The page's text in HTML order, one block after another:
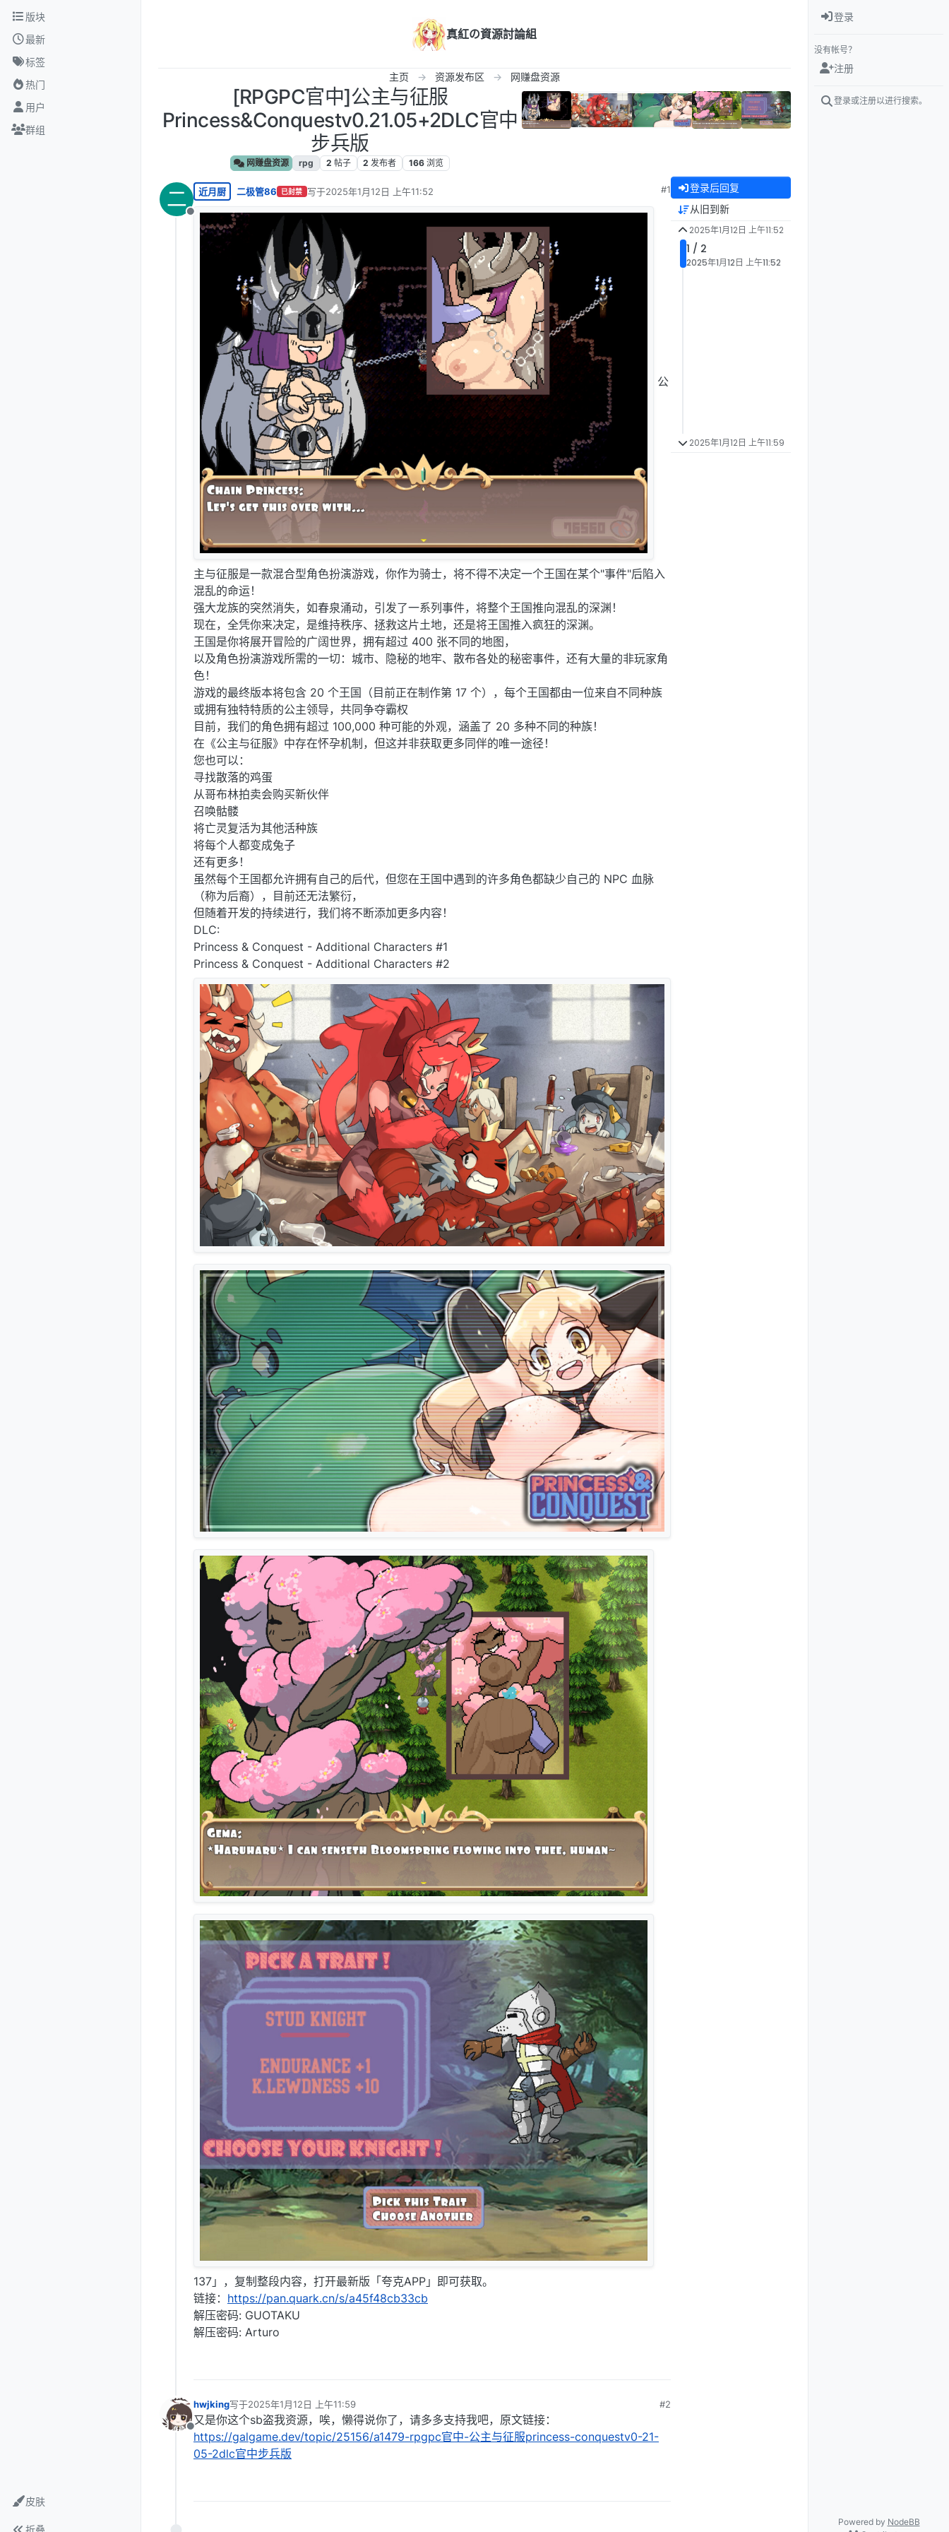
跳转至内容
版块
最新
标签
热门
用户
群组
皮肤
真紅の資源討論組
主页 资源发布区 网赚盘资源
[RPGPC官中]公主与征服
Princess&Conquestv0.21.05+2DLC官中
步兵版
网赚盘资源 rpg 2 帖子 2 发布者 166 浏览
二
离线
近月厨 二极管86 已封禁 写于2025年1月12日 上午11:52
最后由 编辑
#1
公
主与征服是一款混合型角色扮演游戏，你作为骑士，将不得不决定一个王国在某个"事件"后陷入
混乱的命运！
强大龙族的突然消失，如春泉涌动，引发了一系列事件，将整个王国推向混乱的深渊！
现在，全凭你来决定，是维持秩序、拯救这片土地，还是将王国推入疯狂的深渊。
王国是你将展开冒险的广阔世界，拥有超过 400 张不同的地图，
以及角色扮演游戏所需的一切：城市、隐秘的地牢、散布各处的秘密事件，还有大量的非玩家角
色！
游戏的最终版本将包含 20 个王国（目前正在制作第 17 个），每个王国都由一位来自不同种族
或拥有独特特质的公主领导，共同争夺霸权
目前，我们的角色拥有超过 100,000 种可能的外观，涵盖了 20 多种不同的种族！
在《公主与征服》中存在怀孕机制，但这并非获取更多同伴的唯一途径！
您也可以：
寻找散落的鸡蛋
从哥布林拍卖会购买新伙伴
召唤骷髅
将亡灵复活为其他活种族
将每个人都变成兔子
还有更多！
虽然每个王国都允许拥有自己的后代，但您在王国中遇到的许多角色都缺少自己的 NPC 血脉
（称为后裔），目前还无法繁衍，
但随着开发的持续进行，我们将不断添加更多内容！
DLC:
Princess & Conquest - Additional Characters #1
Princess & Conquest - Additional Characters #2
137」，复制整段内容，打开最新版「夸克APP」即可获取。
链接： https://pan.quark.cn/s/a45f48cb33cb
解压密码: GUOTAKU
解压密码: Arturo
离线
hwjking写于2025年1月12日 上午11:59
最后由 编辑
#2
又是你这个sb盗我资源，唉，懒得说你了，请多多支持我吧，原文链接：
https://galgame.dev/topic/25156/a1479-rpgpc官中-公主与征服princess-conquestv0-21-
05-2dlc官中步兵版
登录后回复
从旧到新
2025年1月12日 上午11:52
1 / 2
2025年1月12日 上午11:52
2025年1月12日 上午11:59
登录
没有帐号？
注册
登录或注册以进行搜索。
Powered by NodeBB